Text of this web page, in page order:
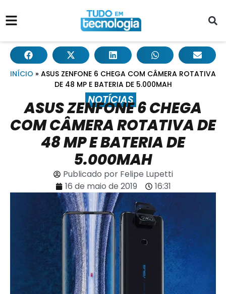
INÍCIO » ASUS ZENFONE 6 CHEGA COM CÂMERA ROTATIVA
DE 48 MP E BATERIA DE 5.000MAH
NOTÍCIAS
ASUS ZENFONE 6 CHEGA
COM CÂMERA ROTATIVA DE
48 MP E BATERIA DE
5.000MAH
Publicado porFelipe Lupetti
16 de maio de 2019
16:31